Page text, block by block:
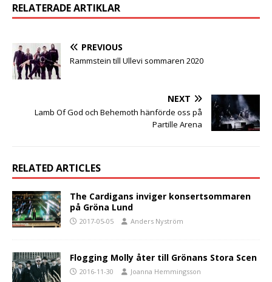
RELATERADE ARTIKLAR
PREVIOUS
Rammstein till Ullevi sommaren 2020
NEXT
Lamb Of God och Behemoth hänförde oss på
Partille Arena
RELATED ARTICLES
The Cardigans inviger konsertsommaren
på Gröna Lund
2017-05-05 Anders Nyström
Flogging Molly åter till Grönans Stora Scen
2016-11-30 Joanna Hemmingsson